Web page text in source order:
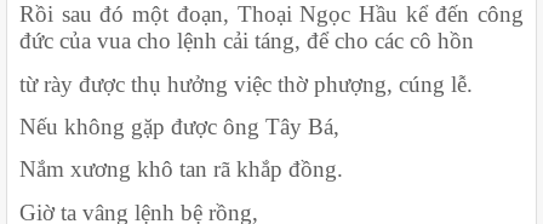
Rồi sau đó một đoạn, Thoại Ngọc Hầu kể đến công
đức của vua cho lệnh cải táng, để cho các cô hồn
từ rày được thụ hưởng việc thờ phượng, cúng lễ.
Nếu không gặp được ông Tây Bá,
Nắm xương khô tan rã khắp đồng.
Giờ ta vâng lệnh bệ rồng,